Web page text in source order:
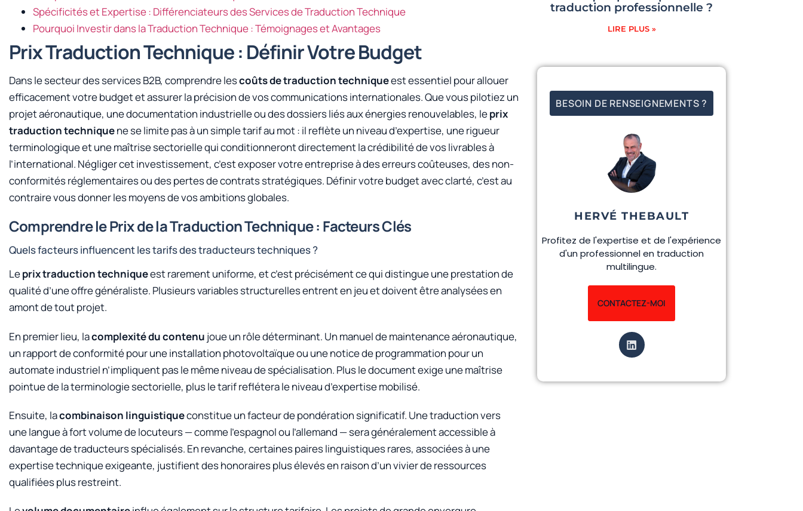
Spécificités et Expertise : Différenciateurs des Services de Traduction Technique
Pourquoi Investir dans la Traduction Technique : Témoignages et Avantages
Prix Traduction Technique : Définir Votre Budget
Dans le secteur des services B2B, comprendre lescoûts de traduction techniqueest essentiel pour allouer
efficacement votre budget et assurer la précision de vos communications internationales. Que vous pilotiez un
projet aéronautique, une documentation industrielle ou des dossiers liés aux énergies renouvelables, leprix
traduction techniquene se limite pas à un simple tarif au mot : il reflète un niveau d’expertise, une rigueur
terminologique et une maîtrise sectorielle qui conditionneront directement la crédibilité de vos livrables à
l’international. Négliger cet investissement, c’est exposer votre entreprise à des erreurs coûteuses, des non-
conformités réglementaires ou des pertes de contrats stratégiques. Définir votre budget avec clarté, c’est au
contraire vous donner les moyens de vos ambitions globales.
Comprendre le Prix de la Traduction Technique : Facteurs Clés
Quels facteurs influencent les tarifs des traducteurs techniques ?
Leprix traduction techniqueest rarement uniforme, et c’est précisément ce qui distingue une prestation de
qualité d’une offre généraliste. Plusieurs variables structurelles entrent en jeu et doivent être analysées en
amont de tout projet.
En premier lieu, lacomplexité du contenu joue un rôle déterminant. Un manuel de maintenance aéronautique,
un rapport de conformité pour une installation photovoltaïque ou une notice de programmation pour un
automate industriel n’impliquent pas le même niveau de spécialisation. Plus le document exige une maîtrise
pointue de la terminologie sectorielle, plus le tarif reflétera le niveau d’expertise mobilisé.
Ensuite, lacombinaison linguistiqueconstitue un facteur de pondération significatif. Une traduction vers
une langue à fort volume de locuteurs — comme l’espagnol ou l’allemand — sera généralement accessible à
davantage de traducteurs spécialisés. En revanche, certaines paires linguistiques rares, associées à une
expertise technique exigeante, justifient des honoraires plus élevés en raison d’un vivier de ressources
qualifiées plus restreint.
traduction professionnelle ?
LIRE PLUS »
BESOIN DE RENSEIGNEMENTS ?
HERVÉ THEBAULT
Profitez de l'expertise et de l'expérience
d'un professionnel en traduction
multilingue.
CONTACTEZ-MOI